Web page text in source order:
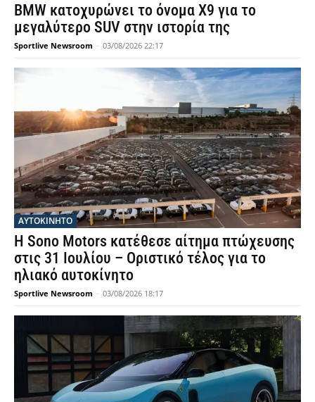
BMW κατοχυρώνει το όνομα X9 για το
μεγαλύτερο SUV στην ιστορία της
Sportlive Newsroom - 03/08/2026 22:17
ΑΥΤΟΚΙΝΗΤΟ
Η Sono Motors κατέθεσε αίτημα πτώχευσης
στις 31 Ιουλίου – Οριστικό τέλος για το
ηλιακό αυτοκίνητο
Sportlive Newsroom - 03/08/2026 18:17